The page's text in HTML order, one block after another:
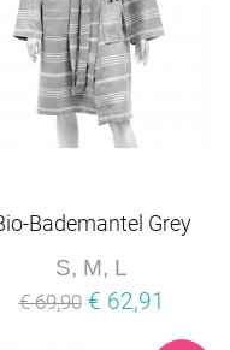
Bademantel Grey
S, M, L
€ 69,90 € 62,91